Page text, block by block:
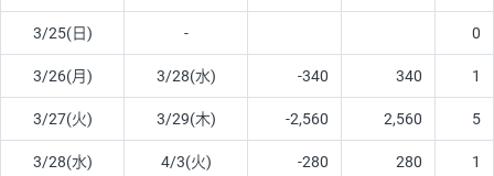
3/25(日) - 0
3/26(月) 3/28(水) -340 340 1
3/27(火) 3/29(木) -2,560 2,560 5
3/28(水) 4/3(火) -280 280 1